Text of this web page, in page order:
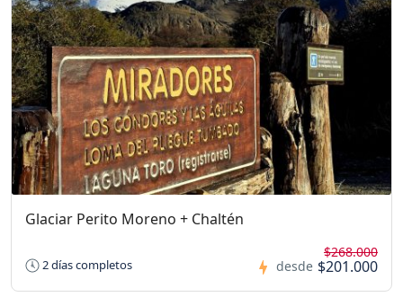
Glaciar Perito Moreno + Chaltén
2 días completos desde
$268.000
$201.000